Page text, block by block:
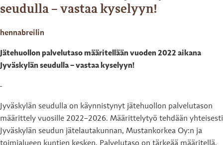
seudulla – vastaa kyselyyn!
hennabreilin
Jätehuollon palvelutaso määritellään vuoden 2022 aikana
Jyväskylän seudulla – vastaa kyselyyn!
Jyväskylän seudulla on käynnistynyt jätehuollon palvelutason
määrittely vuosille 2022–2026. Määrittelytyö tehdään yhteisesti
Jyväskylän seudun jätelautakunnan, Mustankorkea Oy:n ja
toimialueen kuntien kesken. Palvelutaso on tärkeää määritellä,